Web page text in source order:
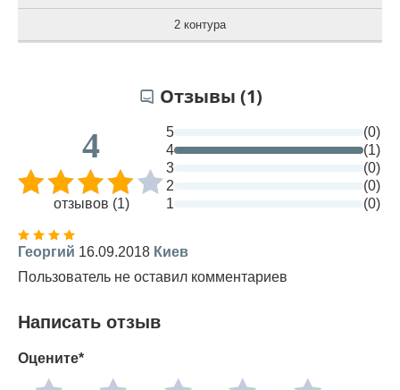
2 контура
Отзывы (1)
4
отзывов (1)
5
(0)
4
(1)
3
(0)
2
(0)
1
(0)
Георгий 16.09.2018 Киев
Пользователь не оставил комментариев
Написать отзыв
Оцените*